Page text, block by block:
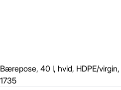
Bærepose, 40 l, hvid, HDPE/
1735